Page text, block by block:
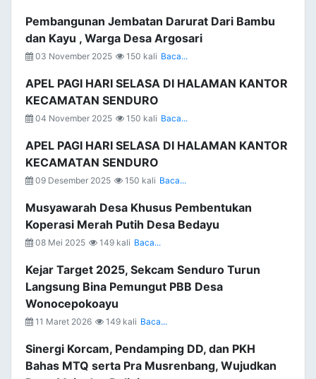
Pembangunan Jembatan Darurat Dari Bambu
dan Kayu , Warga Desa Argosari
03 November 2025 150 kali Baca...
APEL PAGI HARI SELASA DI HALAMAN KANTOR
KECAMATAN SENDURO
04 November 2025 150 kali Baca...
APEL PAGI HARI SELASA DI HALAMAN KANTOR
KECAMATAN SENDURO
09 Desember 2025 150 kali Baca...
Musyawarah Desa Khusus Pembentukan
Koperasi Merah Putih Desa Bedayu
08 Mei 2025 149 kali Baca...
Kejar Target 2025, Sekcam Senduro Turun
Langsung Bina Pemungut PBB Desa
Wonocepokoayu
11 Maret 2026 149 kali Baca...
Sinergi Korcam, Pendamping DD, dan PKH
Bahas MTQ serta Pra Musrenbang, Wujudkan